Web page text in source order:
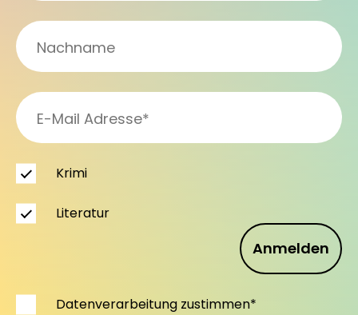
Anmelden
Krimi
Literatur
Datenverarbeitung zustimmen*